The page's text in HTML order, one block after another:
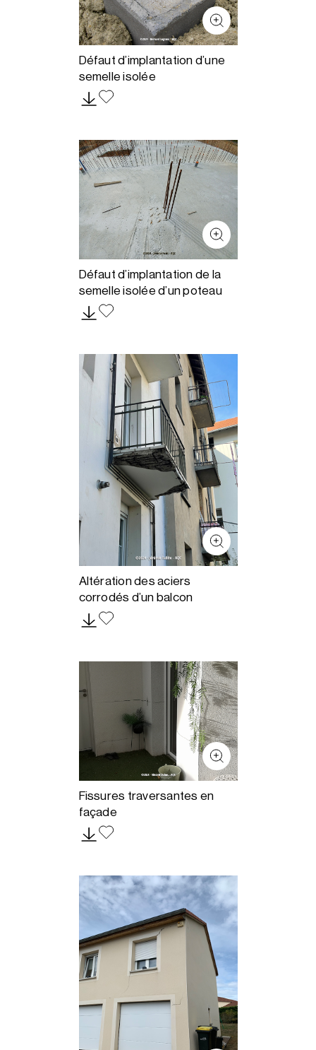
Défaut d’implantation d’une
semelle isolée
Défaut d’implantation de la
semelle isolée d’un poteau
Altération des aciers
corrodés d’un balcon
Fissures traversantes en
façade